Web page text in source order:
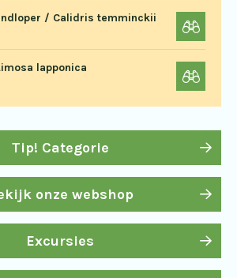
/ Calidris temminckii
lapponica
Tip! Categorie
onze webshop
Excursies